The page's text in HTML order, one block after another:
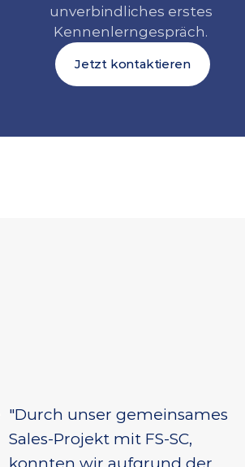
unverbindliches erstes
Kennenlerngespräch.
Jetzt kontaktieren
"Durch unser gemeinsames
Sales-Projekt mit FS-SC,